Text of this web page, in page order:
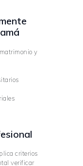
y
criterios
verificar